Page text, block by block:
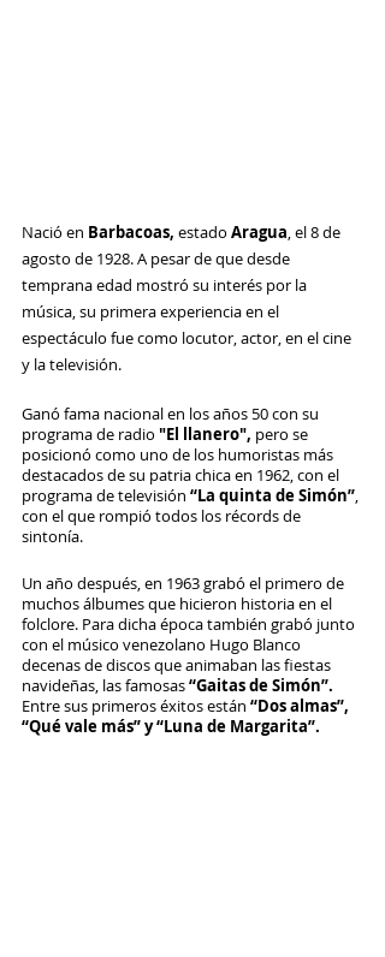
Nació en Barbacoas, estado Aragua, el 8 de
agosto de 1928. A pesar de que desde
temprana edad mostró su interés por la
música, su primera experiencia en el
espectáculo fue como locutor, actor, en el cine
y la televisión.
Ganó fama nacional en los años 50 con su
programa de radio "El llanero", pero se
posicionó como uno de los humoristas más
destacados de su patria chica en 1962, con el
programa de televisión “La quinta de Simón”,
con el que rompió todos los récords de
sintonía.
Un año después, en 1963 grabó el primero de
muchos álbumes que hicieron historia en el
folclore. Para dicha época también grabó junto
con el músico venezolano Hugo Blanco
decenas de discos que animaban las fiestas
navideñas, las famosas “Gaitas de Simón”.
Entre sus primeros éxitos están “Dos almas”,
“Qué vale más” y “Luna de Margarita”.